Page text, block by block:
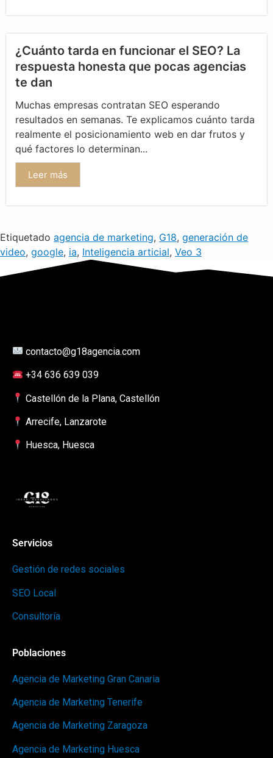
¿Cuánto tarda en funcionar el SEO? La
respuesta honesta que pocas agencias
te dan
Muchas empresas contratan SEO esperando
resultados en semanas. Te explicamos cuánto tarda
realmente el posicionamiento web en dar frutos y
qué factores lo determinan...
Leer más
Etiquetado agencia de marketing, G18, generación de
video, google, ia, Inteligencia articial, Veo 3
contacto@g18agencia.com
+34 636 639 039
Castellón de la Plana, Castellón
Arrecife, Lanzarote
Huesca, Huesca
Servicios
Gestión de redes sociales
SEO Local
Consultoría
Poblaciones
Agencia de Marketing Gran Canaria
Agencia de Marketing Tenerife
Agencia de Marketing Zaragoza
Agencia de Marketing Huesca